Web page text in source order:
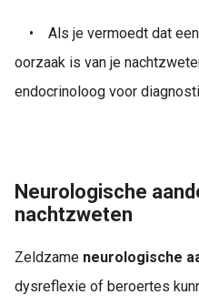
•
Als je vermoedt dat
oorzaak is van je
endocrinoloog voor
Neurologische
nachtzweten
Zeldzame neurologische
dysreflexie of beroertes